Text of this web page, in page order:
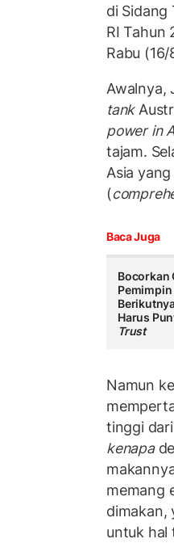
di Sidang
RI Tahun
Rabu
Awalnya,
tank
power in
tajam.
Asia
(
Baca Juga
Bocorkan
Harus
Trust
Namun
tinggi
kenapa
memang
dimakan,
untuk hal